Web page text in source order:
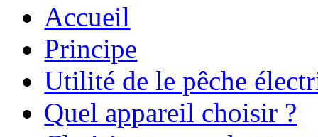
Accueil
Principe
Utilité de le pêche
Quel appareil choisir ?